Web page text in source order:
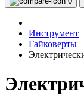
Инструмент
Гайковерты